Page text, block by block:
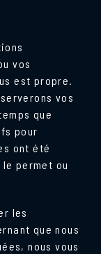
vos
est propre.
vos
que
pour
ont été
permet ou
les
que nous
nous vous